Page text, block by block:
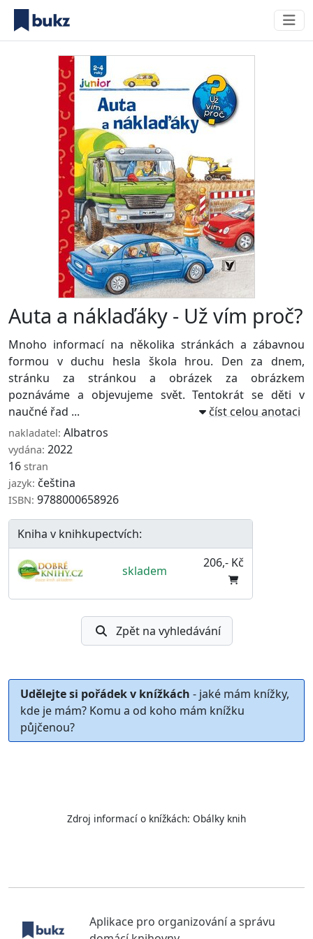
Auta a náklaďáky - Už vím proč?
Mnoho informací na několika stránkách a zábavnou
formou v duchu hesla škola hrou. Den za dnem,
stránku za stránkou a obrázek za obrázkem
poznáváme a objevujeme svět. Tentokrát se děti v
naučné řad ...
číst celou anotaci
nakladatel: Albatros
vydána: 2022
16 stran
jazyk: čeština
ISBN: 9788000658926
Kniha v knihkupectvích:
skladem
206,- Kč
Zpět na vyhledávání
Udělejte si pořádek v knížkách - jaké mám knížky,
kde je mám? Komu a od koho mám knížku
půjčenou?
Zdroj informací o knížkách: Obálky knih
Aplikace pro organizování a správu